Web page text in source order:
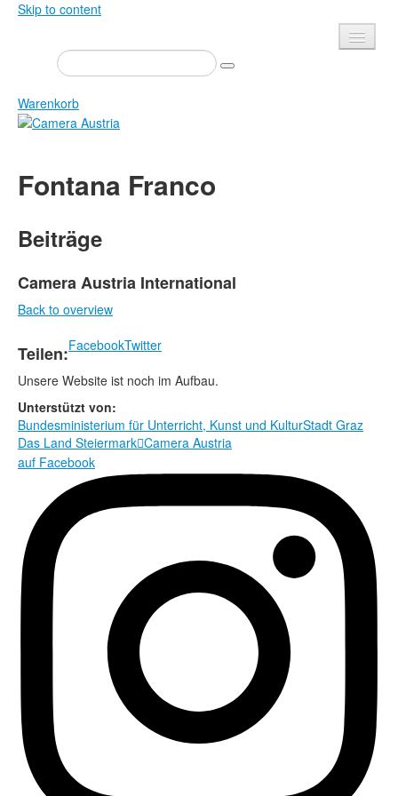
Skip to content
Presse
Veranstaltungen
Newsletter
Über uns
Shop
Datenschutz
Mediadaten
Warenkorb
Zeitschrift
Bücher
Edition
Bibliothek
Camera Austria Preis
Rechtliche Informationen
Fontana Franco
Beiträge
Camera Austria International
Back to overview
Teilen:FacebookTwitter
Unsere Website ist noch im Aufbau.
Unterstützt von:
Bundesministerium für Unterricht, Kunst und KulturStadt Graz
Das Land SteiermarkCamera Austria
auf Facebook